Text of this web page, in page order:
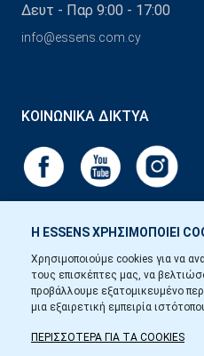
Η ESSENS ΧΡΗΣΙΜΟΠΟΙΕΙ
Χρησιμοποιούμε cookies για να
τους επισκέπτες μας, να
προβάλλουμε εξατομικευμένο
μια εξαιρετική εμπειρία
ΠΕΡΙΣΣΟΤΕΡΑ ΓΙΑ ΤΑ COOKIES
Δευτ - Παρ 9:00 - 17:00
info@essens.com.cy
ΚΟΙΝΩΝΙΚΆ ΔΊΚΤΥΑ